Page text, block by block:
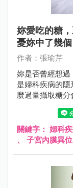
妳愛吃的糖
憂妳中了幾個
作者：張瑜芹
妳是否曾經想過
是婦科疾病的
麼過量攝取糖分
關鍵字： 婦科
、 子宮內膜異位